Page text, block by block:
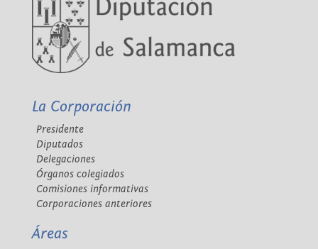
La Corporación
Presidente
Diputados
Delegaciones
Órganos colegiados
Comisiones informativas
Corporaciones anteriores
Áreas